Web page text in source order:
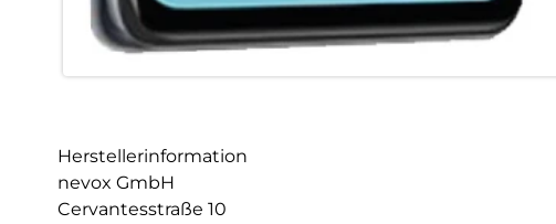
Herstellerinformation
nevox GmbH
Cervantesstraße 10